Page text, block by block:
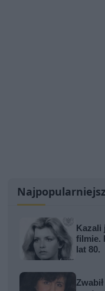
Kazali
filmie.
lat 80.